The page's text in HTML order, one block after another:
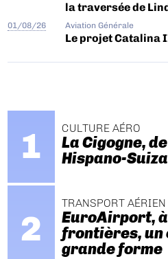
la traversée de
01/08/26 Aviation Générale
Le projet Catalina
CULTURE AÉRO
La Cigogne,
Hispano-Suiza
TRANSPORT AÉRIEN
EuroAirport,
frontières, un
grande forme